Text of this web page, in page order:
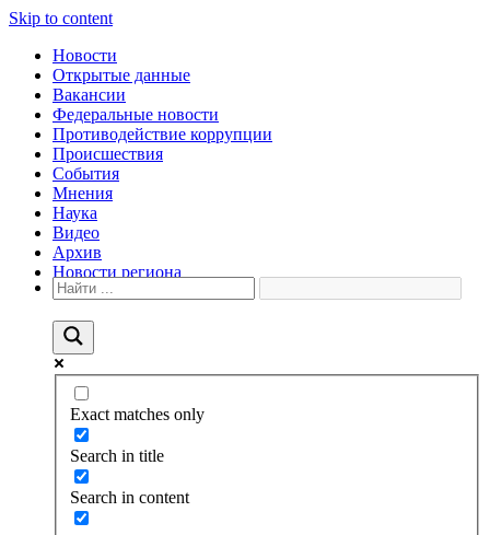
Skip to content
Новости
Открытые данные
Вакансии
Федеральные новости
Противодействие коррупции
Происшествия
События
Мнения
Наука
Видео
Архив
Новости региона
Exact matches only
Search in title
Search in content